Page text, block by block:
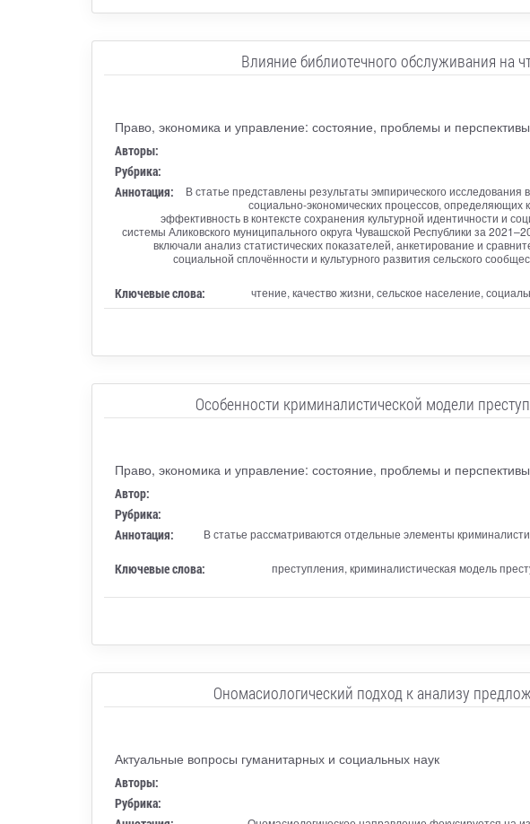
Влияние библиотечного обслуживания на
Право, экономика и управление: состояние, проблемы и перспективы
Авторы:
Рубрика:
Аннотация:
В статье представлены результаты эмпирического исследования
социально-экономических процессов, определяющих
эффективность в контексте сохранения культурной идентичности и
системы Аликовского муниципального округа Чувашской Республики за
включали анализ статистических показателей, анкетирование и
социальной сплочённости и культурного развития сельского
Ключевые слова: чтение, качество жизни, сельское население,
Особенности криминалистической модели
Право, экономика и управление: состояние, проблемы и перспективы
Автор:
Рубрика:
Аннотация:
В статье рассматриваются отдельные элементы
Ключевые слова:
преступления, криминалистическая модель
Ономасиологический подход к анализу
Актуальные вопросы гуманитарных и социальных наук
Авторы:
Рубрика: